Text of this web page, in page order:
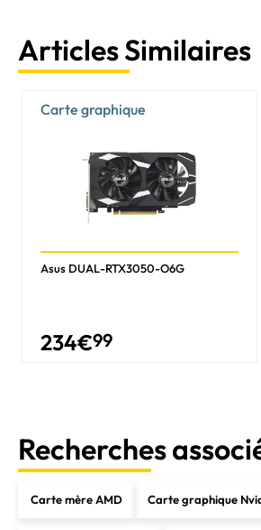
Articles Similaires
Carte graphique
Asus DUAL-RTX3050-O6G
234€99
Recherches
Carte mère AMD Carte graphique